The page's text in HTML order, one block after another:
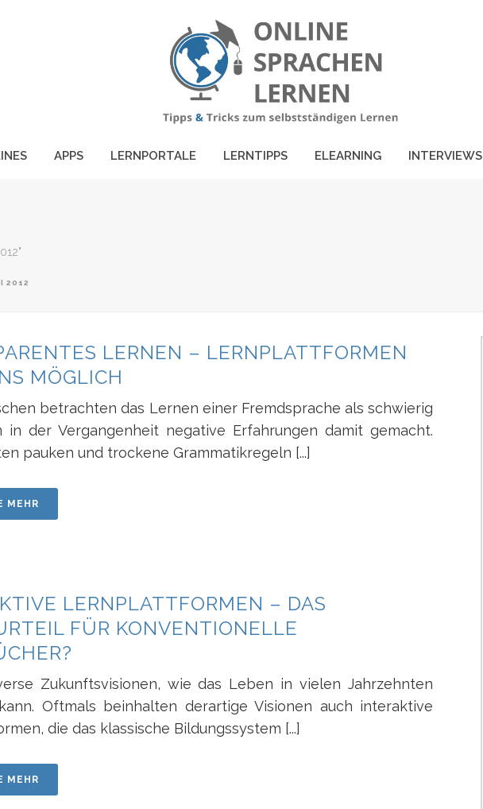
APPS LERNPORTALE LERNTIPPS ELEARNING INTERVIEWS
2012
LERNEN – LERNPLATTFORMEN
MÖGLICH
betrachten das Lernen einer Fremdsprache als schwierig
in der Vergangenheit negative Erfahrungen damit gemacht.
pauken und trockene Grammatikregeln [...]
MEHR
LERNPLATTFORMEN – DAS
FÜR KONVENTIONELLE
Zukunftsvisionen, wie das Leben in vielen Jahrzehnten
Oftmals beinhalten derartige Visionen auch interaktive
die das klassische Bildungssystem [...]
MEHR